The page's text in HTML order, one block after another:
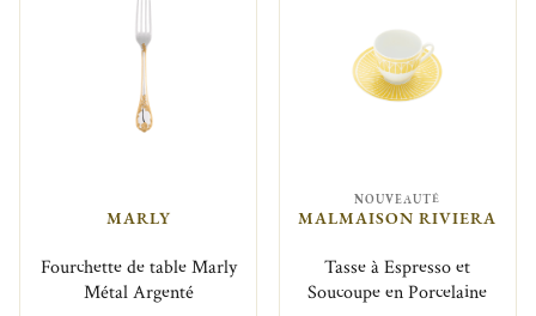
MARLY
Fourchette de table Marly
Métal Argenté
NOUVEAUTÉ
MALMAISON RIVIERA
Tasse à Espresso et
Soucoupe en Porcelaine